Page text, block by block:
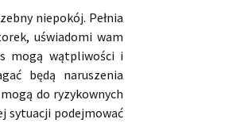
niepokój. Pełnia
uświadomi wam
mogą wątpliwości i
będą naruszenia
do ryzykownych
sytuacji podejmować